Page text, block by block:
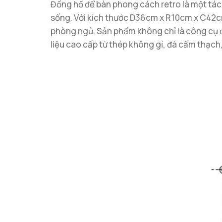
Đồng hồ để bàn phong cách retro là một
sống. Với kích thước D36cm x R10cm x
phòng ngủ. Sản phẩm không chỉ là công
liệu cao cấp từ thép không gỉ, đá cẩm